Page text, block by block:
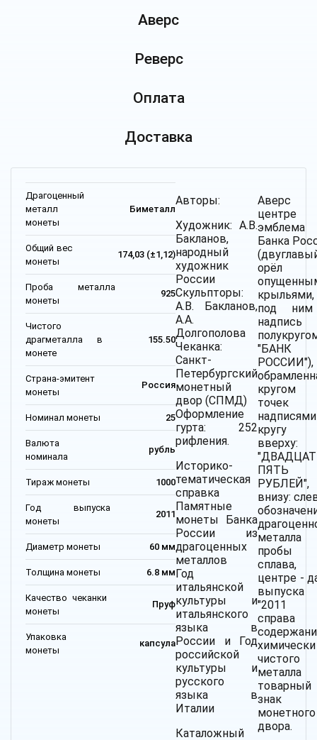
Аверс
Реверс
Оплата
Доставка
Драгоценный
металл
монеты
Биметалл
Общий вес
монеты
174,03 (±1,12)
Проба металла
монеты
925
Чистого
драгметалла в
монете
155.50
Страна-эмитент
монеты
Россия
Номинал монеты 25
Валюта
номинала
рубль
Тираж монеты 1000
Год выпуска
монеты
2011
Диаметр монеты 60 мм
Толщина монеты 6.8 мм
Качество чеканки
монеты
Пруф
Упаковка
монеты
капсула
Авторы:
Художник: А.В.
Бакланов,
народный
художник
России
Скульпторы:
А.В. Бакланов,
А.А.
Долгополова
Чеканка:
Санкт-
Петербургский
монетный
двор (СПМД)
Оформление
гурта: 252
рифления.
Историко-
тематическая
справка
Памятные
монеты Банка
России из
драгоценных
металлов
Год
итальянской
культуры и
итальянского
языка в
России и Год
российской
культуры и
русского
языка в
Италии
Каталожный
эмблема
Банка
орёл
крыльями,
под
надпись
"БАНК
РОССИИ"),
кругом
вверху:
ПЯТЬ
РУБЛЕЙ",
внизу:
пробы
центре -
выпуска
"2011
химически
чистого
товарный
знак
монетного
двора.